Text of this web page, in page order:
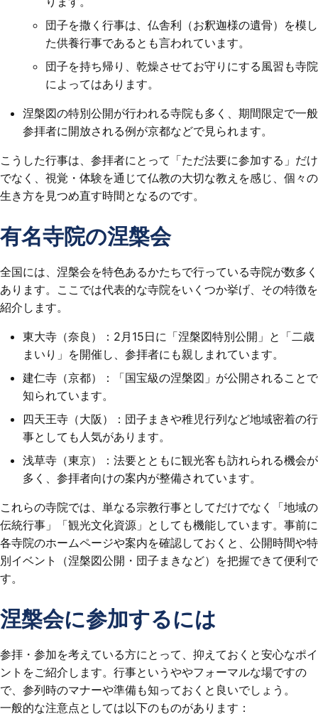
団子を撒く行事は、仏舎利（お釈迦様の遺骨）を模し
た供養行事であるとも言われています。
団子を持ち帰り、乾燥させてお守りにする風習も寺院
によってはあります。
涅槃図の特別公開が行われる寺院も多く、期間限定で一般
参拝者に開放される例が京都などで見られます。
こうした行事は、参拝者にとって「ただ法要に参加する」だけ
でなく、視覚・体験を通じて仏教の大切な教えを感じ、個々の
生き方を見つめ直す時間となるのです。
有名寺院の涅槃会
全国には、涅槃会を特色あるかたちで行っている寺院が数多く
あります。ここでは代表的な寺院をいくつか挙げ、その特徴を
紹介します。
東大寺（奈良）：2月15日に「涅槃図特別公開」と「二歳
まいり」を開催し、参拝者にも親しまれています。
建仁寺（京都）：「国宝級の涅槃図」が公開されることで
知られています。
四天王寺（大阪）：団子まきや稚児行列など地域密着の行
事としても人気があります。
浅草寺（東京）：法要とともに観光客も訪れられる機会が
多く、参拝者向けの案内が整備されています。
これらの寺院では、単なる宗教行事としてだけでなく「地域の
伝統行事」「観光文化資源」としても機能しています。事前に
各寺院のホームページや案内を確認しておくと、公開時間や特
別イベント（涅槃図公開・団子まきなど）を把握できて便利で
す。
涅槃会に参加するには
参拝・参加を考えている方にとって、抑えておくと安心なポイ
ントをご紹介します。行事というややフォーマルな場ですの
で、参列時のマナーや準備も知っておくと良いでしょう。
一般的な注意点としては以下のものがあります：